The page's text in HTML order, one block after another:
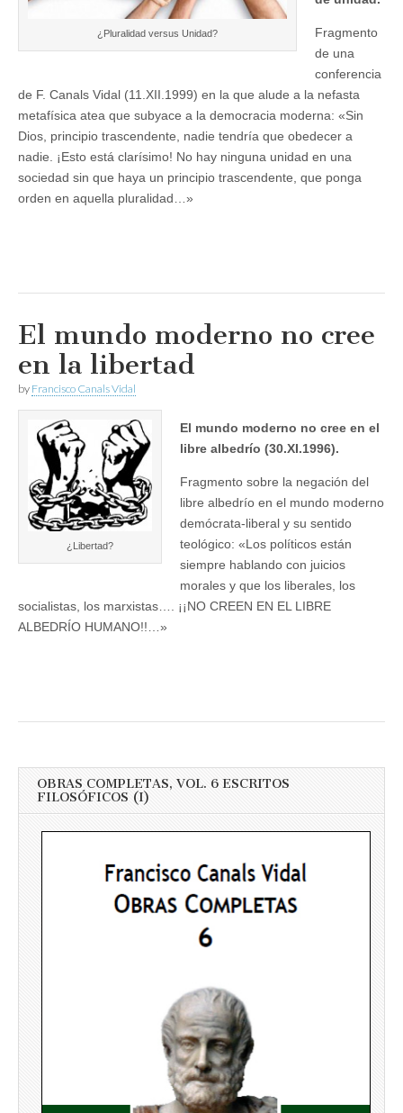
¿Pluralidad versus Unidad?
Fragmento
de una
conferencia
de F. Canals Vidal (11.XII.1999) en la que alude a la nefasta
metafísica atea que subyace a la democracia moderna: «Sin
Dios, principio trascendente, nadie tendría que obedecer a
nadie. ¡Esto está clarísimo! No hay ninguna unidad en una
sociedad sin que haya un principio trascendente, que ponga
orden en aquella pluralidad…»
El mundo moderno no cree
en la libertad
by Francisco Canals Vidal
¿Libertad?
El mundo moderno no cree en el
libre albedrío (30.XI.1996).
Fragmento sobre la negación del
libre albedrío en el mundo moderno
demócrata-liberal y su sentido
teológico: «Los políticos están
siempre hablando con juicios
morales y que los liberales, los
socialistas, los marxistas…. ¡¡NO CREEN EN EL LIBRE
ALBEDRÍO HUMANO!!…»
OBRAS COMPLETAS, VOL. 6 ESCRITOS
FILOSÓFICOS (I)